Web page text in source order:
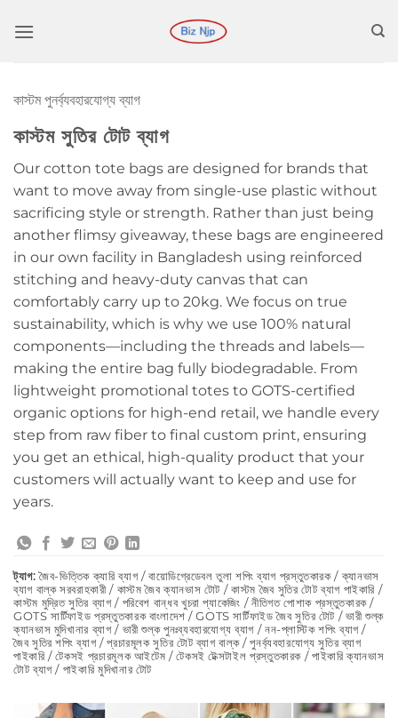
চলে
কাস্টম পুনর্ব্যবহারযোগ্য ব্যাগ
কাস্টম সুতির টোট ব্যাগ
Our cotton tote bags are designed for brands that
want to move away from single-use plastic without
sacrificing style or strength. Rather than just being
another flimsy giveaway, these bags are engineered
in our own facility in Bangladesh using reinforced
stitching and heavy-duty canvas that can
comfortably carry up to 20kg. We focus on true
sustainability, which is why we use 100% natural
components—including the threads and labels—
making the entire bag fully biodegradable. From
lightweight promotional totes to GOTS-certified
organic options for high-end retail, we handle every
step from raw fiber to final custom print, ensuring
you get an ethical, high-quality product that your
customers will actually want to keep and use for
years.
ট্যাগ: জৈব-ভিত্তিক ক্যারি ব্যাগ / বায়োডিগ্রেডেবল তুলা শপিং ব্যাগ প্রস্তুতকারক / ক্যানভাস
ব্যাগ বাল্ক সরবরাহকারী / কাস্টম জৈব ক্যানভাস টোট / কাস্টম জৈব সুতির টোট ব্যাগ পাইকারি /
কাস্টম মুদ্রিত সুতির ব্যাগ / পরিবেশ বান্ধব খুচরা প্যাকেজিং / নীতিগত পোশাক প্রস্তুতকারক /
GOTS সার্টিফাইড প্রস্তুতকারক বাংলাদেশ / GOTS সার্টিফাইড জৈব সুতির টোট / ভারী শুল্ক
ক্যানভাস মুদিখানার ব্যাগ / ভারী শুল্ক পুনঃব্যবহারযোগ্য ব্যাগ / নন-প্লাস্টিক শপিং ব্যাগ /
জৈব সুতির শপিং ব্যাগ / প্রচারমূলক সুতির টোট ব্যাগ বাল্ক / পুনর্ব্যবহারযোগ্য সুতির ব্যাগ
পাইকারি / টেকসই প্রচারমূলক আইটেম / টেকসই টেক্সটাইল প্রস্তুতকারক / পাইকারি ক্যানভাস
টোট ব্যাগ / পাইকারি মুদিখানার টোট